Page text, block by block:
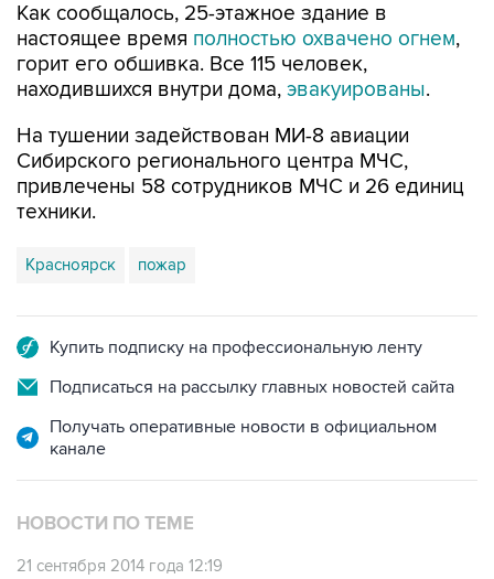
Как сообщалось, 25-этажное здание в
настоящее время полностью охвачено огнем,
горит его обшивка. Все 115 человек,
находившихся внутри дома, эвакуированы.
На тушении задействован МИ-8 авиации
Сибирского регионального центра МЧС,
привлечены 58 сотрудников МЧС и 26 единиц
техники.
Красноярск пожар
Купить подписку на профессиональную ленту
Подписаться на рассылку главных новостей сайта
Получать оперативные новости в официальном
канале
НОВОСТИ ПО ТЕМЕ
21 сентября 2014 года 12:19